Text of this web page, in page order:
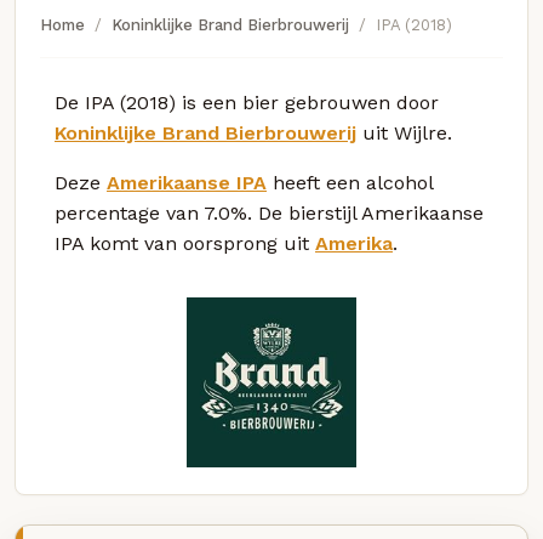
Home Koninklijke Brand Bierbrouwerij IPA (2018)
De IPA (2018) is een bier gebrouwen door
Koninklijke Brand Bierbrouwerij uit Wijlre.
Deze Amerikaanse IPA heeft een alcohol
percentage van 7.0%. De bierstijl Amerikaanse
IPA komt van oorsprong uit Amerika.